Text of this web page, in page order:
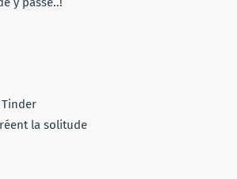
Tinder
la solitude